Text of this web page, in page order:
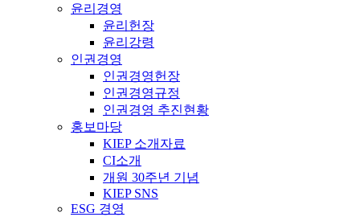
윤리경영
윤리헌장
윤리강령
인권경영
인권경영헌장
인권경영규정
인권경영 추진현황
홍보마당
KIEP 소개자료
CI소개
개원 30주년 기념
KIEP SNS
ESG 경영